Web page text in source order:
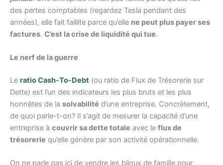
des pertes comptables (regardez Tesla pendant des
années), elle fait faillite parce qu’elle ne peut plus payer ses
factures. C’est la crise de liquidité qui tue.
Le nerf de la guerre
Le ratio Cash-To-Debt (ou ratio de Flux de Trésorerie sur
Dette) est l’un des indicateurs les plus bruts et les plus
honnêtes de la solvabilité d’une entreprise. Concrètement,
de quoi parle-t-on? Il s’agit de mesurer la capacité d’une
entreprise à couvrir sa dette totale avec le flux de
trésorerie qu’elle génère par son activité opérationnelle.
On ne parle pas ici de vendre les bijoux de famille pour